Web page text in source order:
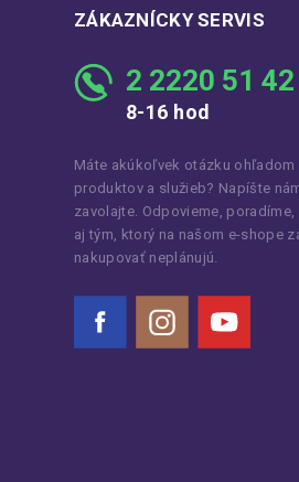
ZÁKAZNÍCKY SERVIS
2 2220 51 42
8-16 hod
Máte akúkoľvek otázku ohľadom
produktov a služieb? Napíšte
zavolajte. Odpovieme,
aj tým, ktorý na našom e-shope
nakupovať neplánujú.
Instagram